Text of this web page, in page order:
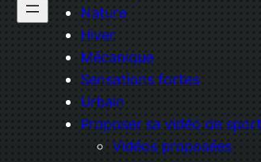
Nature
Hiver
Mécanique
Sensations fortes
Urbain
Proposer sa vidéo de
Vidéos proposées